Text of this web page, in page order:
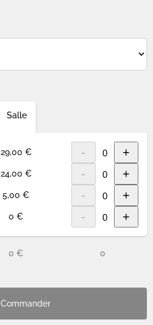
Salle
29,00 € - +
24,00 € - +
5,00 € - +
0 € - +
0 € 0
Commander